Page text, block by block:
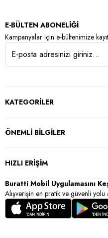
E-BÜLTEN ABONELİĞİ
Kampanyalar için e-bültenimize
KATEGORİLER
ÖNEMLİ BİLGİLER
HIZLI ERİŞİM
Buratti Mobil Uygulamasını
Alışverişin en pratik ve güvenli yolu